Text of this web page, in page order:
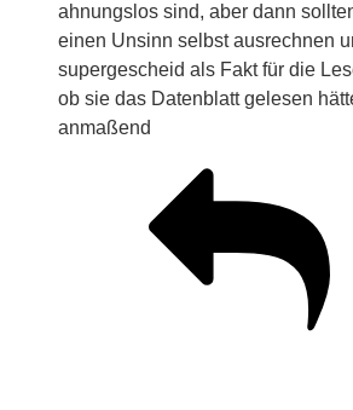
ahnungslos sind, aber dann
einen Unsinn selbst ausrechnen
supergescheid als Fakt für die
ob sie das Datenblatt gelesen
anmaßend